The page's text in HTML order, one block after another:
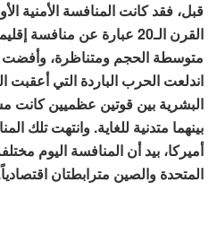
القرن الـ20 عبارة عن
متوسطة الحجم ومتناظرة، وأفضت
اندلعت الحرب الباردة التي أعقبت
البشرية بين قوتين عظميين كانت
بينهما متدنية للغاية. وانتهت
أميركا، بيد أن المنافسة اليوم
المتحدة والصين مترابطتان